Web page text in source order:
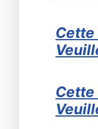
Cette
Cette